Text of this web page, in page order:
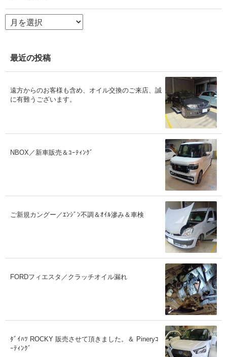
ア
ー
ブ
最近の投稿
遠方からのお客様も含め、オイル交換のご来店、誠
に有難うございます。
NBOX／新車販売＆ｺｰﾃｨﾝｸﾞ
ご新規カングー／ｴﾝｼﾞﾝ不調＆ｵｲﾙ滲み＆車検
FORDフィエスタ／クラッチオイル漏れ
ﾀﾞｲﾊﾂ ROCKY 販売させて頂きました。＆ Pineryｺ
ｰﾃｨﾝｸﾞ